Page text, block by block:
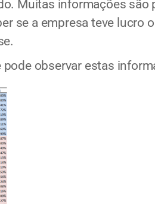
Muitas informações são
se a empresa teve lucro
observar estas